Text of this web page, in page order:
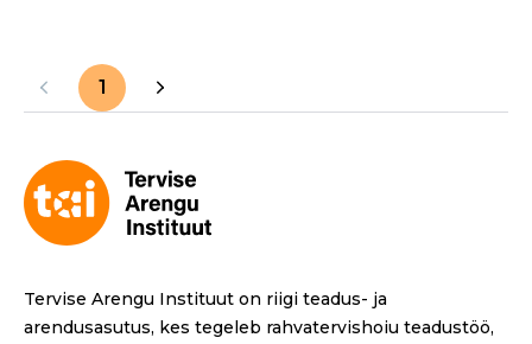
1
Tervise Arengu Instituut on riigi teadus- ja
arendusasutus, kes tegeleb rahvatervishoiu teadustöö,